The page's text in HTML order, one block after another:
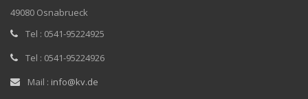
49080 Osnabrueck
Tel : 0541-95224925
Tel : 0541-95224926
Mail : info@kv.de